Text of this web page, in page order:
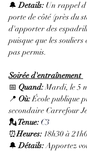
🔔 Details: Un rappel
porte de côté (près du
d'apporter des
puisque que les
pas permis.
Soirée d'entraînement
📅 Quand: Mardi, le 5
📍 Où: École publique
secondaire Carrefour
💂 Tenue: C3
⏰Heures: 18h30 à
🔔 Détails: Apportez